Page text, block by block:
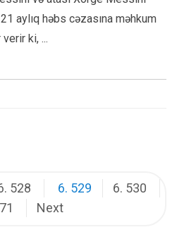
aylıq həbs cəzasına məhkum
ki, ...
528 6. 529 6. 530
Next